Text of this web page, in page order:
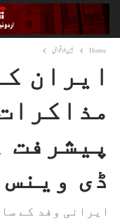
Home بین الاقوامی
ایران
پیشرفت
ڈی وینس
ایرانی وفد کے